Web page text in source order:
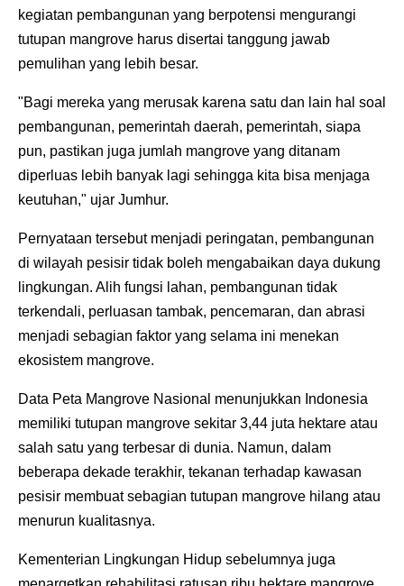
kegiatan pembangunan yang berpotensi mengurangi
tutupan mangrove harus disertai tanggung jawab
pemulihan yang lebih besar.
"Bagi mereka yang merusak karena satu dan lain hal soal
pembangunan, pemerintah daerah, pemerintah, siapa
pun, pastikan juga jumlah mangrove yang ditanam
diperluas lebih banyak lagi sehingga kita bisa menjaga
keutuhan," ujar Jumhur.
Pernyataan tersebut menjadi peringatan, pembangunan
di wilayah pesisir tidak boleh mengabaikan daya dukung
lingkungan. Alih fungsi lahan, pembangunan tidak
terkendali, perluasan tambak, pencemaran, dan abrasi
menjadi sebagian faktor yang selama ini menekan
ekosistem mangrove.
Data Peta Mangrove Nasional menunjukkan Indonesia
memiliki tutupan mangrove sekitar 3,44 juta hektare atau
salah satu yang terbesar di dunia. Namun, dalam
beberapa dekade terakhir, tekanan terhadap kawasan
pesisir membuat sebagian tutupan mangrove hilang atau
menurun kualitasnya.
Kementerian Lingkungan Hidup sebelumnya juga